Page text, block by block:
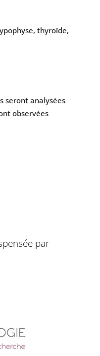
thyroïde,
seront analysées
observées
par